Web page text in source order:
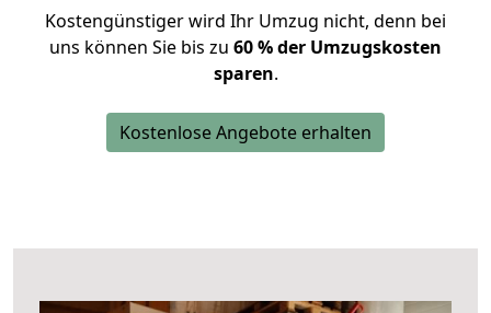
Kostengünstiger wird Ihr Umzug nicht, denn bei
uns können Sie bis zu 60 % der Umzugskosten
sparen.
Kostenlose Angebote erhalten